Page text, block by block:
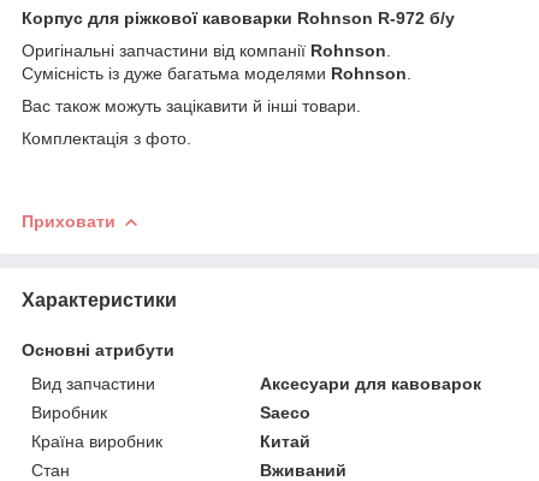
Корпус для ріжкової кавоварки Rohnson R-972 б/у
Оригінальні запчастини від компанії Rohnson
Сумісність із дуже багатьма моделями Rohnson
Вас також можуть зацікавити й інші товари.
Комплектація з фото.
Приховати
Характеристики
Основні атрибути
Вид запчастини
Аксесуари для кавоварок
Виробник
Saeco
Країна виробник
Китай
Стан
Вживаний